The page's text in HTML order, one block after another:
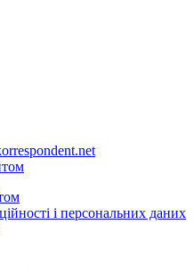
і персональних даних